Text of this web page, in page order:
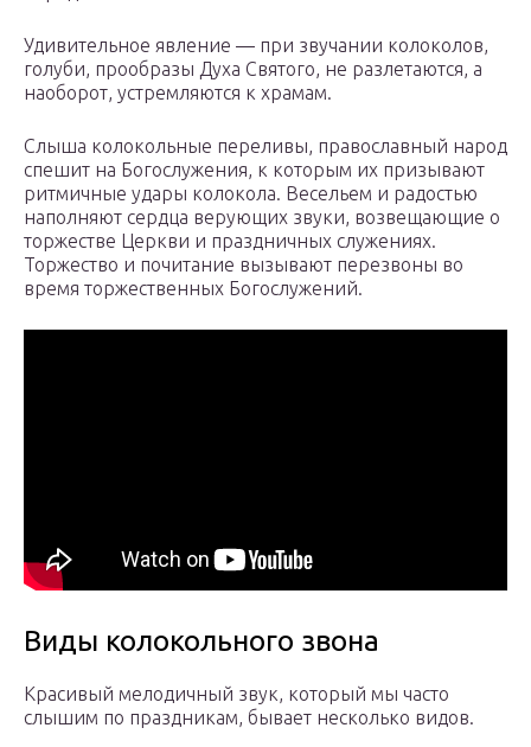
Удивительное явление — при звучании колоколов,
голуби, прообразы Духа Святого, не разлетаются, а
наоборот, устремляются к храмам.
Слыша колокольные переливы, православный народ
спешит на Богослужения, к которым их призывают
ритмичные удары колокола. Весельем и радостью
наполняют сердца верующих звуки, возвещающие о
торжестве Церкви и праздничных служениях.
Торжество и почитание вызывают перезвоны во
время торжественных Богослужений.
Виды колокольного звона
Красивый мелодичный звук, который мы часто
слышим по праздникам, бывает несколько видов.